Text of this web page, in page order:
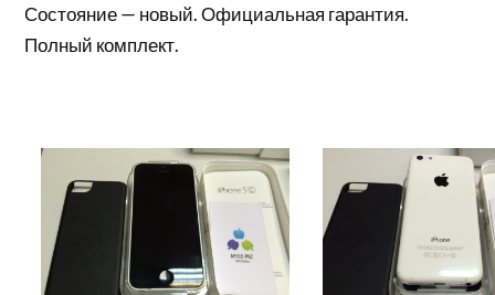
Состояние — новый. Официальная гарантия.
Полный комплект.